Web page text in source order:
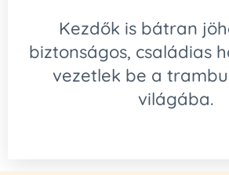
Kezdők is bátran
biztonságos, családias
vezetlek be a
világába.